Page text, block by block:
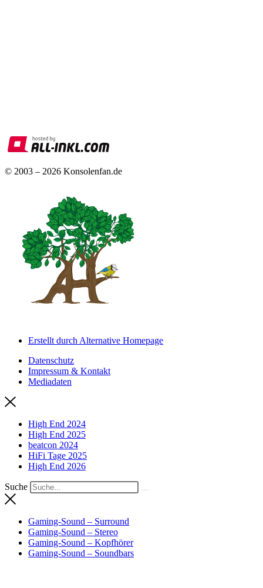
© 2003 – 2026 Konsolenfan.de
Erstellt durch Alternative Homepage
Datenschutz
Impressum & Kontakt
Mediadaten
High End 2024
High End 2025
beatcon 2024
HiFi Tage 2025
High End 2026
Suche
Gaming-Sound – Surround
Gaming-Sound – Stereo
Gaming-Sound – Kopfhörer
Gaming-Sound – Soundbars